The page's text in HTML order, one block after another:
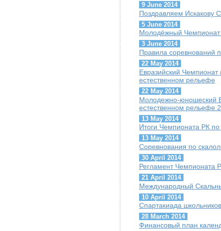
9 June 2014
Поздравляем Искакову
5 June 2014
Молодёжный Чемпионат
3 June 2014
Правила соревнований
22 May 2014
Евразийский Чемпионат
естественном рельефе
22 May 2014
Молодежно-юношеский
естественном рельефе
13 May 2014
Итоги Чемпионата РК
13 May 2014
Cоревнования по
30 April 2014
Регламент Чемпионата
21 April 2014
Международный
10 April 2014
Спартакиада
28 March 2014
Финансовый план